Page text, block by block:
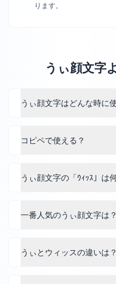
ります。
うぃ顔文字
うぃ顔文字はどんな時に
コピペで使える？
うぃ顔文字の「ｳｨｯｽ」は
一番人気のうぃ顔文字は？
うぃとウィッスの違いは？